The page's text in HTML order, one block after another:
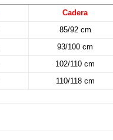
Cadera
85/92 cm
93/100 cm
102/110 cm
110/118 cm